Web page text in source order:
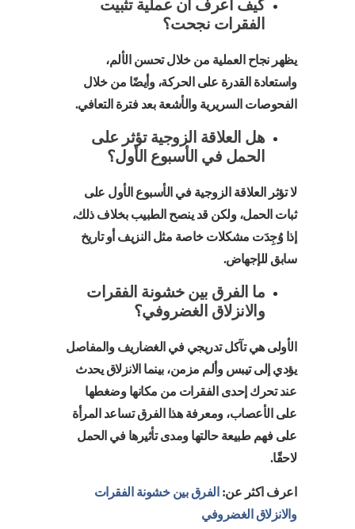
كيف أعرف أن عملية تثبيت
الفقرات نجحت؟
يظهر نجاح العملية من خلال تحسن الألم،
واستعادة القدرة على الحركة، وأيضًا من خلال
الفحوصات السريرية والأشعة بعد فترة التعافي.
هل العلاقة الزوجية تؤثر على
الحمل في الأسبوع الأول؟
لا تؤثر العلاقة الزوجية في الأسبوع الأول على
ثبات الحمل، ولكن قد ينصح الطبيب بخلاف ذلك،
إذا وُجِدَت مشكلات خاصة مثل النزيف أو تاريخ
سابق للإجهاض.
ما الفرق بين خشونة الفقرات
والانزلاق الغضروفي؟
الأولى هي تآكل تدريجي في الغضاريف والمفاصل
يؤدي إلى تيبس وألم مزمن، بينما الانزلاق يحدث
عند تحرك إحدى الفقرات من مكانها وضغطها
على الأعصاب، ومعرفة هذا الفرق تساعد المرأة
على فهم طبيعة حالتها ومدى تأثيرها في الحمل
لاحقًا.
اعرف اكثر عن: الفرق بين خشونة الفقرات
والانزلاق الغضروفي